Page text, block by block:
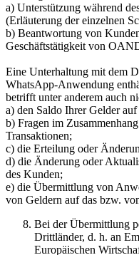
a) Unterstützung während
(Erläuterung der einzelnen
b) Beantwortung von
Geschäftstätigkeit von
Eine Unterhaltung mit dem
WhatsApp-Anwendung
betrifft unter anderem auch
a) den Saldo Ihrer Gelder
b) Fragen im
Transaktionen;
c) die Erteilung oder
d) die Änderung oder
des Kunden;
e) die Übermittlung von
von Geldern auf das bzw.
Bei der Übermittlung
Drittländer, d. h. an
Europäischen